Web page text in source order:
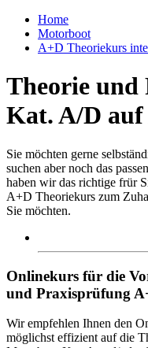
Home
Motorboot
A+D Theoriekurs
Theorie
Kat. A/D auf
Sie möchten gerne
suchen aber noch das
haben wir das richtige frür
A+D Theoriekurs zum
Sie möchten.
Onlinekurs für die
und Praxisprüfung
Wir empfehlen Ihnen den
möglichst effizient auf die